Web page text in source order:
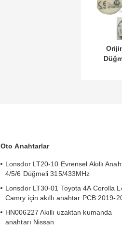
Oto Anahtarlar
Lonsdor LT20-10 Evrensel Akıllı
4/5/6 Düğmeli 315/433MHz
Lonsdor LT30-01 Toyota 4A Corolla
Camry için akıllı anahtar PCB 2019-
HN006227 Akıllı uzaktan kumanda
anahtarı Nissan